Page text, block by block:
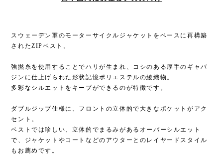
スウェーデン軍のモーターサイクルジャケットをベースに再構築
されたZIPベスト。
強撚糸を使用することでハリが生まれ、コシのある厚手のギャバ
ジンに仕上げられた形状記憶ポリエステルの綾織物。
多彩なシルエットをキープができるのが特徴です。
ダブルジップ仕様に、フロントの立体的で大きなポケットがアク
セント。
ベストでは珍しい、立体的でまるみがあるオーバーシルエット
で、ジャケットやコートなどのアウターとのレイヤードスタイル
もお薦めです。